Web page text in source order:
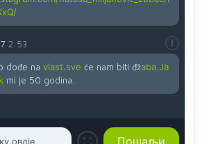
2:53
dođe na vlast.sve će nam biti đžaba.Ja
mi je 50 godina.